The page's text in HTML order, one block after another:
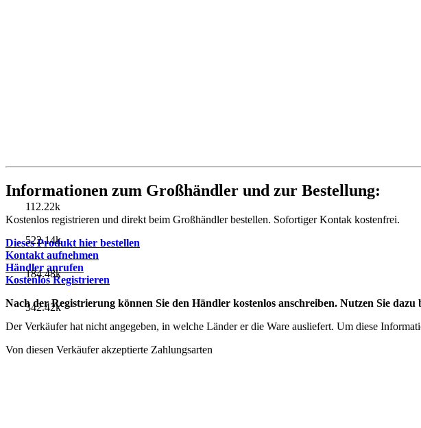
Informationen zum Großhändler und zur Bestellung:
Kostenlos registrieren und direkt beim Großhändler bestellen. Sofortiger Kontak kostenfrei.
Dieses Produkt hier bestellen
Kontakt aufnehmen
Händler anrufen
Kostenlos Registrieren
Nach der Registrierung können Sie den Händler kostenlos anschreiben. Nutzen Sie
Der Verkäufer hat nicht angegeben, in welche Länder er die Ware ausliefert. Um diese
Von diesen Verkäufer akzeptierte Zahlungsarten
112.22k
522.14k
184.48k
342.42k